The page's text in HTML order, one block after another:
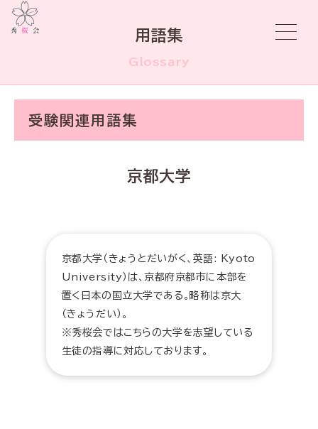
用語集
Glossary
受験関連用語集
京都大学
京都大学（きょうとだいがく、英語: Kyoto
University）は、京都府京都市に本部を
置く日本の国立大学である。略称は京大
（きょうだい）。
※秀桜会ではこちらの大学を志望している
生徒の指導に対応しております。